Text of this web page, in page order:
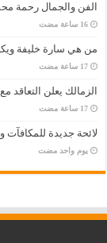
الفن والجمال رحمة
‏16 ساعة مضت
من هي سارة خليفة
‏17 ساعة مضت
الزمالك يعلن التعاقد
‏17 ساعة مضت
لائحة جديدة للمكافآت
‏يوم واحد مضت